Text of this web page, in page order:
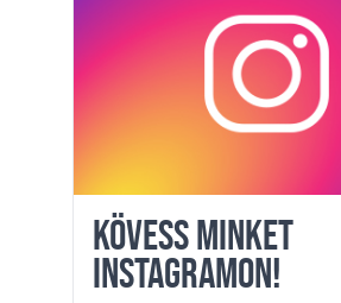
KÖVESS MINKET
INSTAGRAMON!